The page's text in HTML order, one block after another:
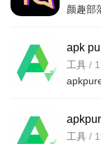
apk
安卓版
工具 /
安卓版
工具 /